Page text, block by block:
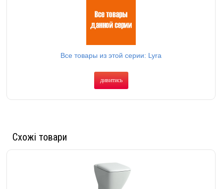
Все товары из этой серии: Lyra
дивитись
Схожі товари